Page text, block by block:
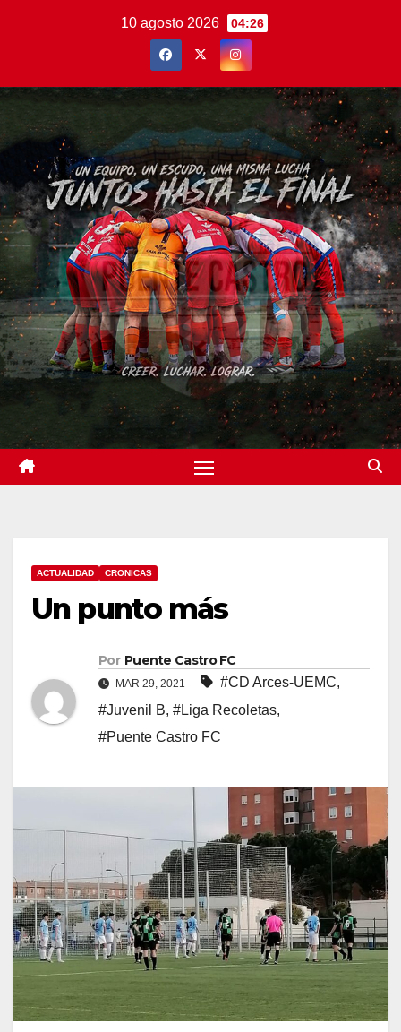
10 agosto 2026 04:26
ACTUALIDAD CRONICAS
Un punto más
Por Puente Castro FC
MAR 29, 2021 #CD Arces-UEMC,
#Juvenil B, #Liga Recoletas,
#Puente Castro FC